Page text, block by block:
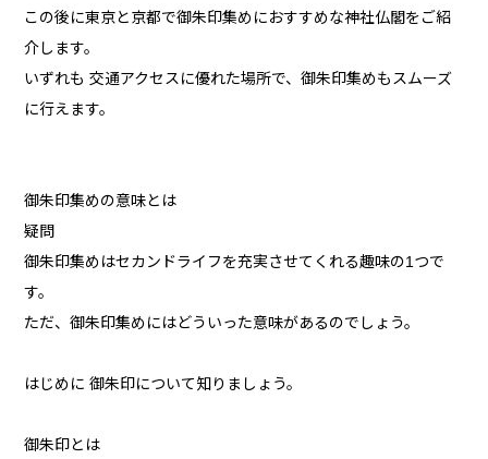
この後に東京と京都で御朱印集めにおすすめな神社仏閣をご紹
介します。
いずれも 交通アクセスに優れた場所で、御朱印集めもスムーズ
に行えます。
御朱印集めの意味とは
疑問
御朱印集めはセカンドライフを充実させてくれる趣味の1つで
す。
ただ、御朱印集めにはどういった意味があるのでしょう。
はじめに 御朱印について知りましょう。
御朱印とは